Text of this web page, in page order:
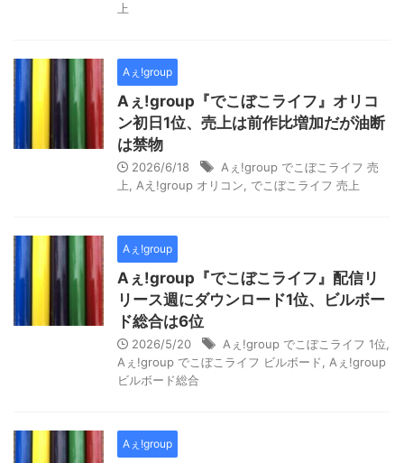
上
Aぇ!group
Aぇ!group『でこぼこライフ』オリコ
ン初日1位、売上は前作比増加だが油断
は禁物
2026/6/18
Aぇ!group でこぼこライフ 売
上
Aえ!group オリコン でこぼこライフ 売上
Aぇ!group
Aぇ!group『でこぼこライフ』配信リ
リース週にダウンロード1位、ビルボー
ド総合は6位
2026/5/20 Aぇ!group でこぼこライフ 1位
Aぇ!group でこぼこライフ ビルボード
Aぇ!group
ビルボード総合
Aぇ!group